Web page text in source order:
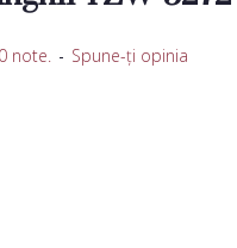
note. - Spune-ţi opinia